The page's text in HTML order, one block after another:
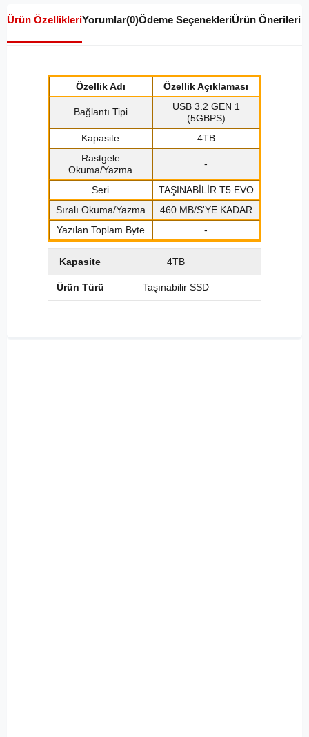
Ürün ÖzellikleriYorumlar(0)Ödeme SeçenekleriÜrün Önerileri
Özellik Adı Özellik Açıklaması
Bağlantı Tipi
USB 3.2 GEN 1
(5GBPS)
Kapasite
4TB
Rastgele
Okuma/Yazma
-
Seri
TAŞINABİLİR T5 EVO
Sıralı Okuma/Yazma
460 MB/S'YE KADAR
Yazılan Toplam Byte
-
Kapasite 4TB
Ürün Türü Taşınabilir SSD